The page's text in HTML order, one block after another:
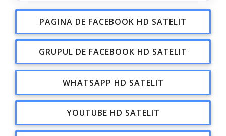
PAGINA DE FACEBOOK HD SATELIT
GRUPUL DE FACEBOOK HD SATELIT
WHATSAPP HD SATELIT
YOUTUBE HD SATELIT